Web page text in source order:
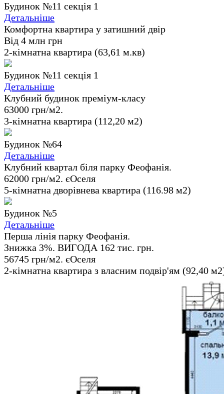
Будинок №11 секція 1
Детальніше
Комфортна квартира у затишний двір
Від 4 млн грн
2-кімнатна квартира (63,61 м.кв)
Будинок №11 секція 1
Детальніше
Клубний будинок преміум-класу
63000 грн/м2.
3-кімнатна квартира (112,20 м2)
Будинок №64
Детальніше
Клубний квартал біля парку Феофанія.
62000 грн/м2. єОселя
5-кімнатна дворівнева квартира (116.98 м2)
Будинок №5
Детальніше
Перша лінія парку Феофанія.
Знижка 3%. ВИГОДА 162 тис. грн.
56745 грн/м2. єОселя
2-кімнатна квартира з власним подвір'ям (92,40